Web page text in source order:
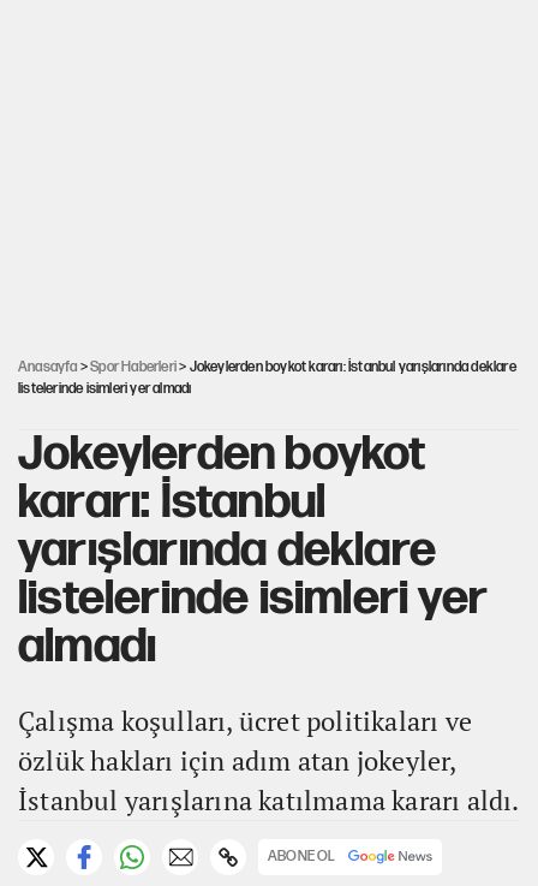
Anasayfa >Spor Haberleri> Jokeylerden boykot kararı: İstanbul yarışlarında deklare
listelerinde isimleri yer almadı
Jokeylerden boykot
kararı: İstanbul
yarışlarında deklare
listelerinde isimleri yer
almadı
Çalışma koşulları, ücret politikaları ve
özlük hakları için adım atan jokeyler,
İstanbul yarışlarına katılmama kararı aldı.
ABONE OL